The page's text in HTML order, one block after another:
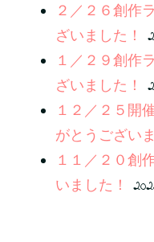
２／２６創作
ざいました！
１／２９創作
ざいました！
１２／２５開
がとうござい
１１／２０創
いました！